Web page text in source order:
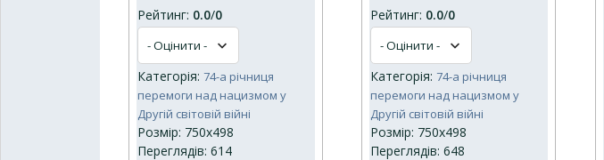
Рейтинг: 0.0/0
Категорія: 74-а річниця
перемоги над нацизмом у
Другій світовій війні
Розмір: 750x498
Переглядів: 614
Рейтинг: 0.0/0
Категорія:74-а річниця
перемоги над нацизмом у
Другій світовій війні
Розмір: 750x498
Переглядів: 648